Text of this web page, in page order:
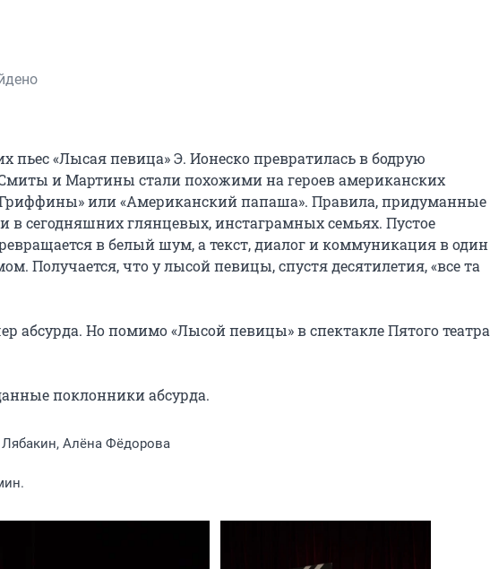
пьес «Лысая певица» Э. Ионеско превратилась в бодрую
и Мартины стали похожими на героев американских
или «Американский папаша». Правила, придуманные
в сегодняшних глянцевых, инстаграмных семьях. Пустое
в белый шум, а текст, диалог и коммуникация в один
Получается, что у лысой певицы, спустя десятилетия, «все та
абсурда. Но помимо «Лысой певицы» в спектакле Пятого театра
поклонники абсурда.
Лябакин, Алёна Фёдорова